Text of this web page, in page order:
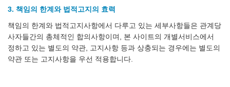
3. 책임의 한계와 법적고지의 효력
책임의 한계와 법적고지사항에서 다루고 있는 세부사항들은 관계당
사자들간의 총체적인 합의사항이며, 본 사이트의 개별서비스에서
정하고 있는 별도의 약관, 고지사항 등과 상충되는 경우에는 별도의
약관 또는 고지사항을 우선 적용합니다.